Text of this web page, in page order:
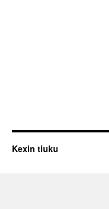
Kexin tiuku